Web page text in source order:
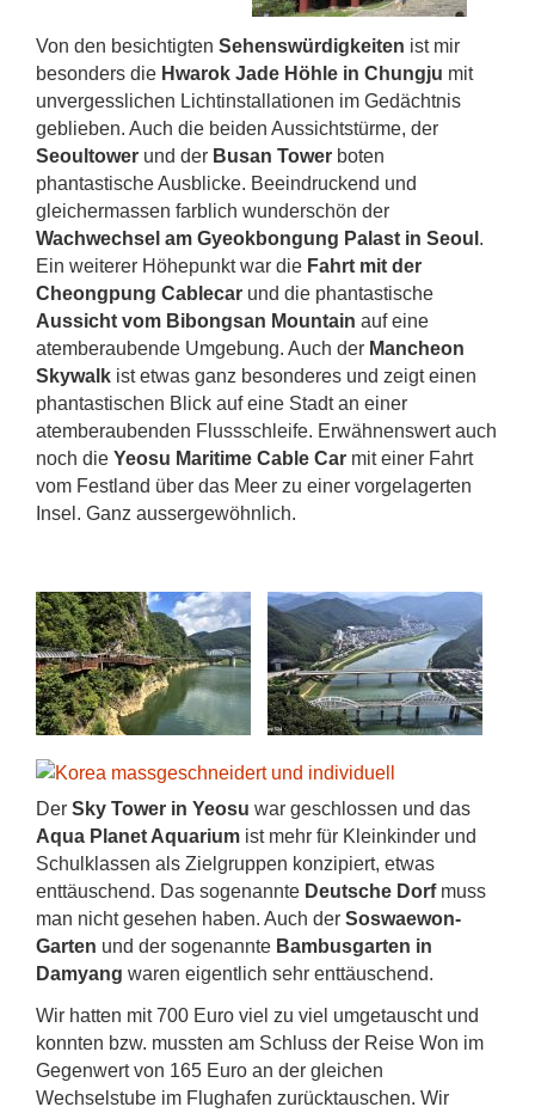
Von den besichtigten Sehenswürdigkeiten ist mir
besonders die Hwarok Jade Höhle in Chungju mit
unvergesslichen Lichtinstallationen im Gedächtnis
geblieben. Auch die beiden Aussichtstürme, der
Seoultower und der Busan Tower boten
phantastische Ausblicke. Beeindruckend und
gleichermassen farblich wunderschön der
Wachwechsel am Gyeokbongung Palast in Seoul .
Ein weiterer Höhepunkt war die Fahrt mit der
Cheongpung Cablecar und die phantastische
Aussicht vom Bibongsan Mountain auf eine
atemberaubende Umgebung. Auch der Mancheon
Skywalk ist etwas ganz besonderes und zeigt einen
phantastischen Blick auf eine Stadt an einer
atemberaubenden Flussschleife. Erwähnenswert auch
noch die Yeosu Maritime Cable Car mit einer Fahrt
vom Festland über das Meer zu einer vorgelagerten
Insel. Ganz aussergewöhnlich.
Der Sky Tower in Yeosu war geschlossen und das
Aqua Planet Aquarium ist mehr für Kleinkinder und
Schulklassen als Zielgruppen konzipiert, etwas
enttäuschend. Das sogenannte Deutsche Dorfmuss
man nicht gesehen haben. Auch der Soswaewon-
Garten und der sogenannte Bambusgarten in
Damyang waren eigentlich sehr enttäuschend.
Wir hatten mit 700 Euro viel zu viel umgetauscht und
konnten bzw. mussten am Schluss der Reise Won im
Gegenwert von 165 Euro an der gleichen
Wechselstube im Flughafen zurücktauschen. Wir